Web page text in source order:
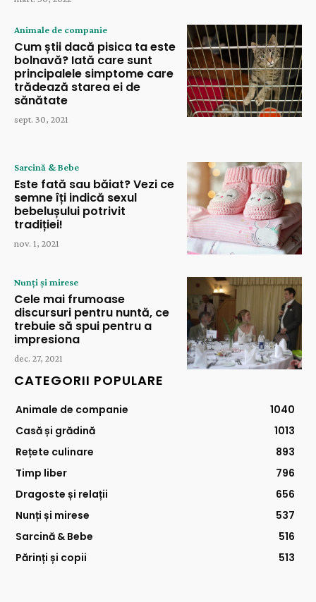
Animale de companie
Cum știi dacă pisica ta este
bolnavă? Iată care sunt
principalele simptome care
trădează starea ei de
sănătate
sept. 30, 2021
Sarcină & Bebe
Este fată sau băiat? Vezi ce
semne îți indică sexul
bebelușului potrivit
tradiției!
nov. 1, 2021
Nunți și mirese
Cele mai frumoase
discursuri pentru nuntă, ce
trebuie să spui pentru a
impresiona
dec. 27, 2021
CATEGORII POPULARE
Animale de companie
1040
Casă și grădină
1013
Rețete culinare
893
Timp liber
796
Dragoste și relații
656
Nunți și mirese
537
Sarcină & Bebe
516
Părinți și copii
513